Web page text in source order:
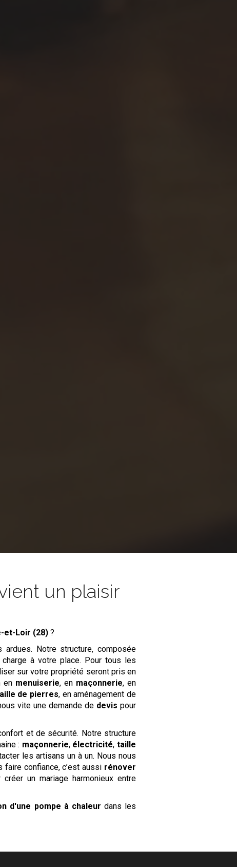
un plaisir
et-Loir (28) ?
Notre structure, composée
à votre place. Pour tous les
sur votre propriété seront pris en
en menuiserie, en maçonnerie, en
de pierres, en aménagement de
vite une demande de devis pour
et de sécurité. Notre structure
: maçonnerie, électricité, taille
les artisans un à un. Nous nous
confiance, c’est aussi rénover
un mariage harmonieux entre
d'une pompe à chaleur dans les